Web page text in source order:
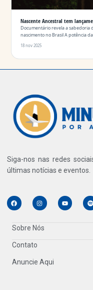
Nascente Ancestral tem
Documentário revela a sabedoria
nascimento no Brasil A potência
18 nov 2025
Siga-nos nas redes
últimas notícias e eventos.
Sobre Nós
Contato
Anuncie Aqui